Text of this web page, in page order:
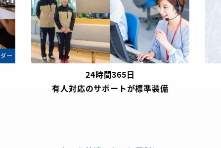
24時間365日​
有人対応​のサポートが標準装備